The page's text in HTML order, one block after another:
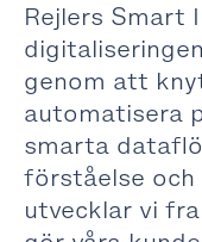
Rejlers Smart
genom att
automatisera
smarta
förståelse
utvecklar vi